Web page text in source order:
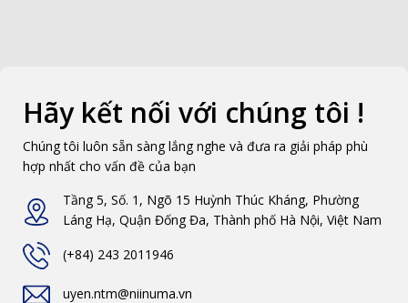
Hãy kết nối với chúng tôi !
Chúng tôi luôn sẵn sàng lắng nghe và đưa ra giải pháp phù
hợp nhất cho vấn đề của bạn
Tầng 5, Số. 1, Ngõ 15 Huỳnh Thúc Kháng, Phường
Láng Hạ, Quận Đống Đa, Thành phố Hà Nội, Việt Nam
(+84) 243 2011946
uyen.ntm@niinuma.vn